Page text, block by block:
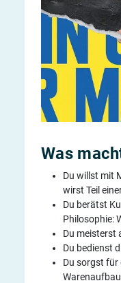
Was
Du willst mit
wirst Teil
Du berätst
Philosophie:
Du meisterst
Du bedienst
Du sorgst für